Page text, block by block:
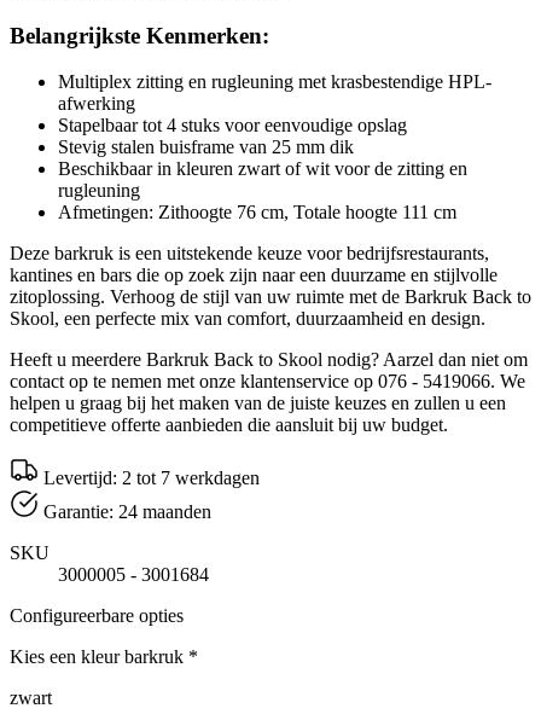
Belangrijkste Kenmerken:
Multiplex zitting en rugleuning met krasbestendige HPL-
afwerking
Stapelbaar tot 4 stuks voor eenvoudige opslag
Stevig stalen buisframe van 25 mm dik
Beschikbaar in kleuren zwart of wit voor de zitting en
rugleuning
Afmetingen: Zithoogte 76 cm, Totale hoogte 111 cm
Deze barkruk is een uitstekende keuze voor bedrijfsrestaurants,
kantines en bars die op zoek zijn naar een duurzame en stijlvolle
zitoplossing. Verhoog de stijl van uw ruimte met de Barkruk Back to
Skool, een perfecte mix van comfort, duurzaamheid en design.
Heeft u meerdere Barkruk Back to Skool nodig? Aarzel dan niet om
contact op te nemen met onze klantenservice op 076 - 5419066. We
helpen u graag bij het maken van de juiste keuzes en zullen u een
competitieve offerte aanbieden die aansluit bij uw budget.
Levertijd: 2 tot 7 werkdagen
Garantie: 24 maanden
SKU
3000005 - 3001684
Configureerbare opties
Kies een kleur barkruk *
zwart